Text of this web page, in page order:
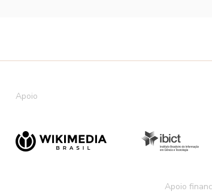
Apoio
Apoio